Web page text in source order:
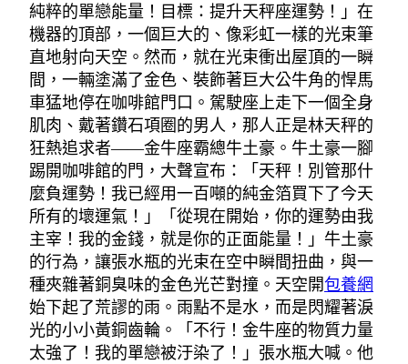
純粹的單戀能量！目標：提升天秤座運勢！」在
機器的頂部，一個巨大的、像彩虹一樣的光束筆
直地射向天空。然而，就在光束衝出屋頂的一瞬
間，一輛塗滿了金色、裝飾著巨大公牛角的悍馬
車猛地停在咖啡館門口。駕駛座上走下一個全身
肌肉、戴著鑽石項圈的男人，那人正是林天秤的
狂熱追求者——金牛座霸總牛土豪。牛土豪一腳
踢開咖啡館的門，大聲宣布：「天秤！別管那什
麼負運勢！我已經用一百噸的純金箔買下了今天
所有的壞運氣！」「從現在開始，你的運勢由我
主宰！我的金錢，就是你的正面能量！」牛土豪
的行為，讓張水瓶的光束在空中瞬間扭曲，與一
種夾雜著銅臭味的金色光芒對撞。天空開包養網
始下起了荒謬的雨。雨點不是水，而是閃耀著淚
光的小小黃銅齒輪。「不行！金牛座的物質力量
太強了！我的單戀被汙染了！」張水瓶大喊。他